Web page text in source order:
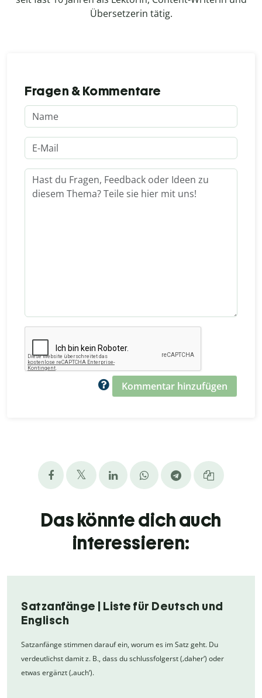
Übersetzerin tätig.
Fragen & Kommentare
Kommentar hinzufügen
Das könnte dich auch
interessieren:
Satzanfänge | Liste für Deutsch und
Englisch
Satzanfänge stimmen darauf ein, worum es im Satz geht. Du
verdeutlichst damit z. B., dass du schlussfolgerst (‚daher‘) oder
etwas ergänzt (‚auch‘).